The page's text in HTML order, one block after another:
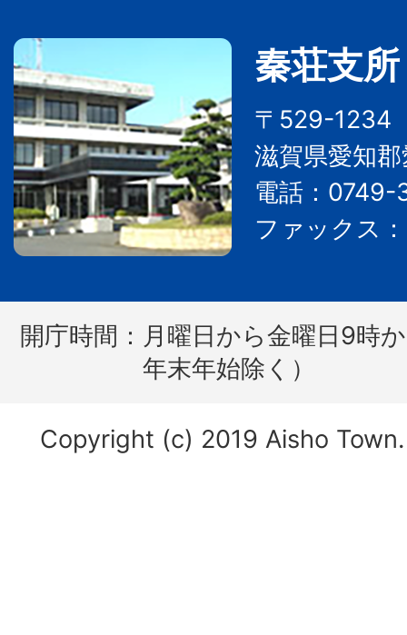
秦荘支所
〒529-
滋賀県愛知
電話：0749-
ファックス
開庁時間： 月曜日から金曜日9時
年末年始除く）
Copyright (c) 2019 Aisho